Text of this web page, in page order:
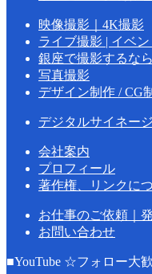
映像撮影｜4K撮影
ライブ撮影 | イベ
銀座で撮影するな
写真撮影
デザイン制作 / CG
デジタルサイネー
会社案内
プロフィール
著作権、リンクに
お仕事のご依頼｜
お問い合わせ
■YouTube ☆フォロー大